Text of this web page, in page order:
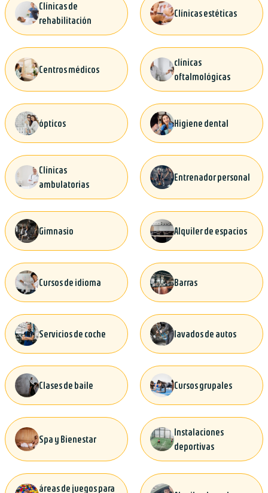
Clínicas de
rehabilitación
Clínicas estéticas
Centros médicos
clínicas
oftalmológicas
ópticos Higiene dental
Clínicas
ambulatorias
Entrenador personal
Gimnasio Alquiler de espacios
Cursos de idioma Barras
Servicios de coche lavados de autos
Clases de baile Cursos grupales
Spa y Bienestar
Instalaciones
deportivas
áreas de juegos para